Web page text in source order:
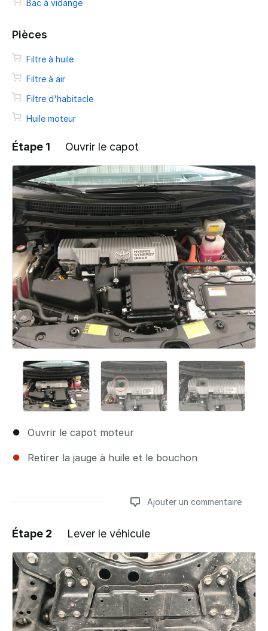
Bac à vidange
Pièces
Filtre à huile
Filtre à air
Filtre d'habitacle
Huile moteur
Étape 1 Ouvrir le capot
Ouvrir le capot moteur
Retirer la jauge à huile et le bouchon
Ajouter un commentaire
Ajouter un commentaire
Étape 2 Lever le véhicule